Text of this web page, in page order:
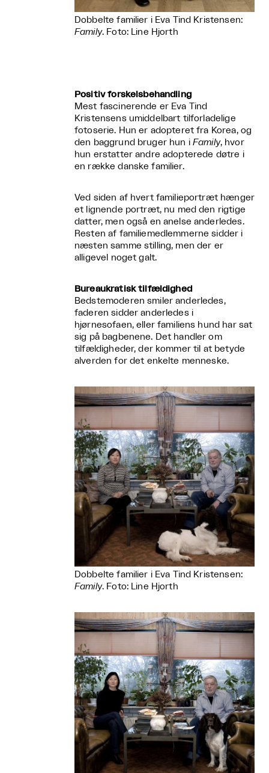
Dobbelte familier i Eva Tind Kristensen:
Family. Foto: Line Hjorth
Positiv forskelsbehandling
Mest fascinerende er Eva Tind
Kristensens umiddelbart tilforladelige
fotoserie. Hun er adopteret fra Korea, og
den baggrund bruger hun i Family, hvor
hun erstatter andre adopterede døtre i
en række danske familier.
Ved siden af hvert familieportræt hænger
et lignende portræt, nu med den rigtige
datter, men også en anelse anderledes.
Resten af familiemedlemmerne sidder i
næsten samme stilling, men der er
alligevel noget galt.
Bureaukratisk tilfældighed
Bedstemoderen smiler anderledes,
faderen sidder anderledes i
hjørnesofaen, eller familiens hund har sat
sig på bagbenene. Det handler om
tilfældigheder, der kommer til at betyde
alverden for det enkelte menneske.
Dobbelte familier i Eva Tind Kristensen:
Family. Foto: Line Hjorth